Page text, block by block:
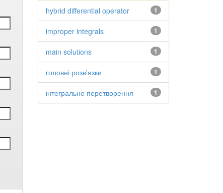
1
hybrid differential operator
1
improper integrals
1
main solutions
1
головні розв'язки
1
інтегральне перетворення